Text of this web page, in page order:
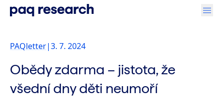
PAQletter|3. 7. 2024
Obědy zdarma – jistota, že
všední dny děti neumoří